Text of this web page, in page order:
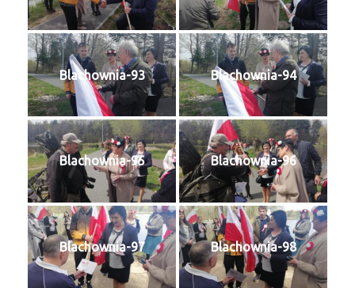
Blachownia-93 Blachownia-94
Blachownia-95 Blachownia-96
Blachownia-97 Blachownia-98